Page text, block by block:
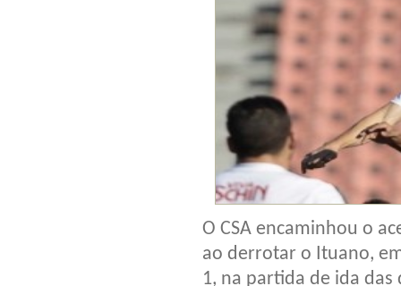
O CSA encaminhou o
ao derrotar o Ituano,
1, na partida de ida